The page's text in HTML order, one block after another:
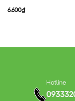
6.600₫
Hotline